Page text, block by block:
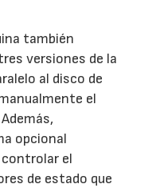
también
versiones de la
al disco de
el
opcional
el
de estado que